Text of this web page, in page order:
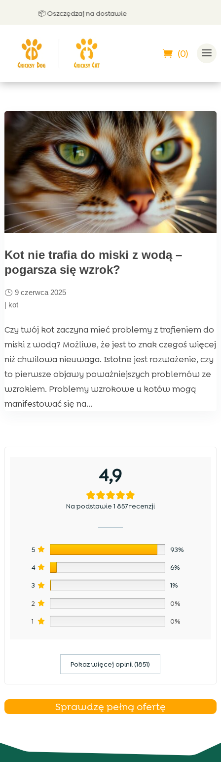
📦 Oszczędzaj na dostawie
(0)
Kot nie trafia do miski z wodą –
pogarsza się wzrok?
9 czerwca 2025
| kot
Czy twój kot zaczyna mieć problemy z trafieniem do
miski z wodą? Możliwe, że jest to znak czegoś więcej
niż chwilowa nieuwaga. Istotne jest rozważenie, czy
to pierwsze objawy poważniejszych problemów ze
wzrokiem. Problemy wzrokowe u kotów mogą
manifestować się na...
4,9
Na podstawie 1 857 recenzji
5 93%
4 6%
3 1%
2 0%
1 0%
Pokaz więcej opinii (1851)
Sprawdzę pełną ofertę